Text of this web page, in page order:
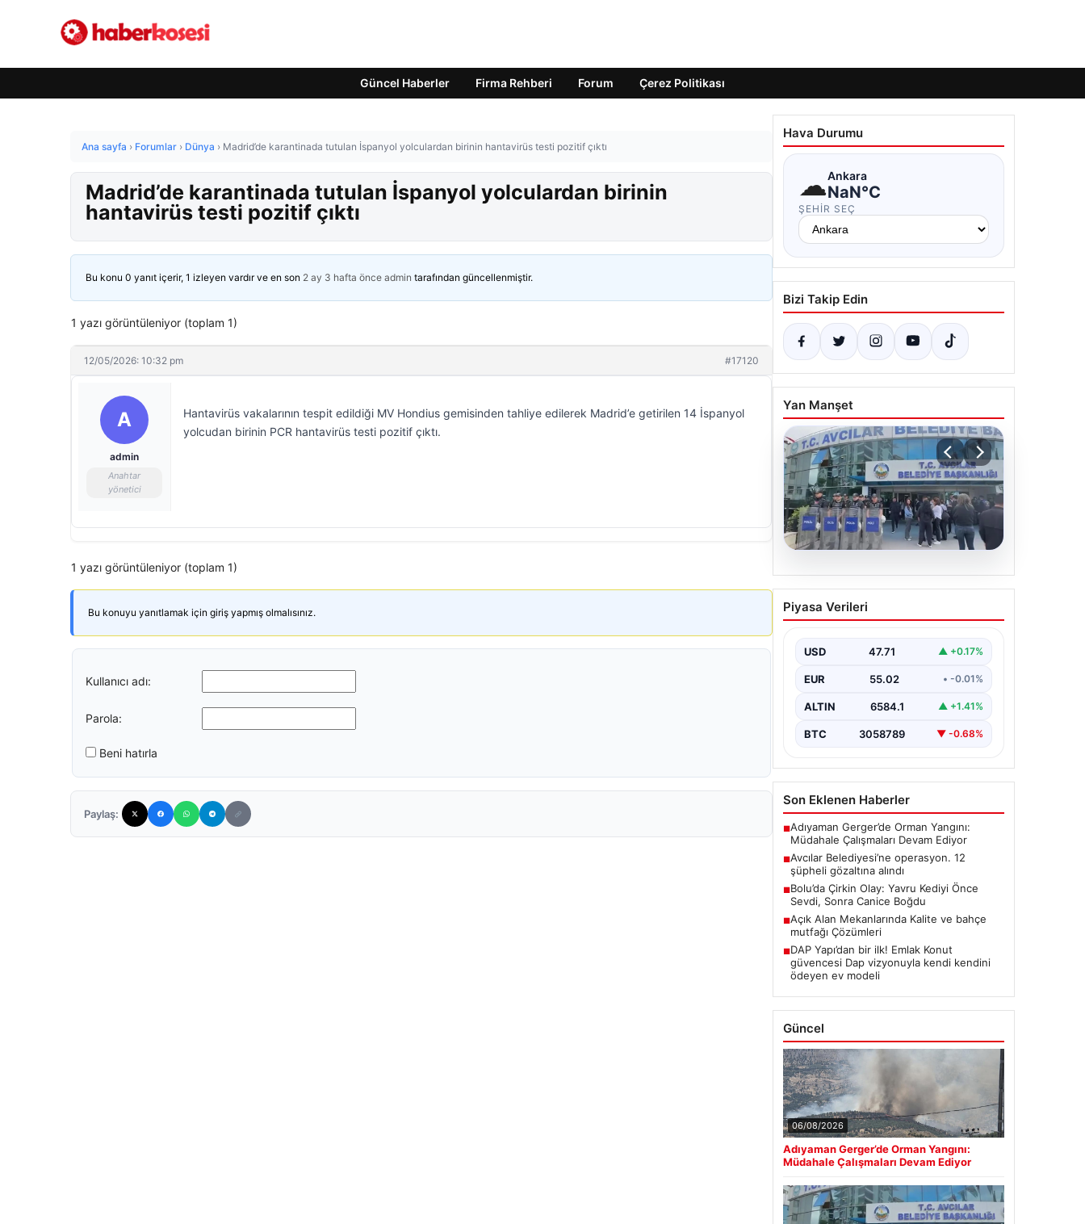
Güncel Haberler Firma Rehberi Forum Çerez Politikası
Ana sayfa › Forumlar › Dünya › Madrid’de karantinada tutulan İspanyol yolculardan birinin hantavirüs testi pozitif çıktı
Madrid’de karantinada tutulan İspanyol yolculardan birinin
hantavirüs testi pozitif çıktı
Bu konu 0 yanıt içerir, 1 izleyen vardır ve en son 2 ay 3 hafta önce admin tarafından güncellenmiştir.
1 yazı görüntüleniyor (toplam 1)
12/05/2026: 10:32 pm #17120
A
admin
Anahtar
yönetici
Hantavirüs vakalarının tespit edildiği MV Hondius gemisinden tahliye edilerek Madrid’e getirilen 14 İspanyol
yolcudan birinin PCR hantavirüs testi pozitif çıktı.
1 yazı görüntüleniyor (toplam 1)
Bu konuyu yanıtlamak için giriş yapmış olmalısınız.
Kullanıcı adı:
Parola:
Beni hatırla
Paylaş:
Hava Durumu
☁Ankara
NaN°C
ŞEHIR SEÇ
Bizi Takip Edin
Yan Manşet
Avcılar Belediyesi’ne
operasyon. 12 şüpheli
Piyasa Verileri
USD 47.71 ▲ +0.17%
EUR 55.02 • -0.01%
ALTIN 6584.1 ▲ +1.41%
BTC 3058789 ▼ -0.68%
Son Eklenen Haberler
■Adıyaman Gerger’de Orman Yangını:
Müdahale Çalışmaları Devam Ediyor
■Avcılar Belediyesi’ne operasyon. 12
şüpheli gözaltına alındı
■Bolu’da Çirkin Olay: Yavru Kediyi Önce
Sevdi, Sonra Canice Boğdu
■Açık Alan Mekanlarında Kalite ve bahçe
mutfağı Çözümleri
■DAP Yapı’dan bir ilk! Emlak Konut
güvencesi Dap vizyonuyla kendi kendini
ödeyen ev modeli
Güncel
06/08/2026
Adıyaman Gerger’de Orman Yangını:
Müdahale Çalışmaları Devam Ediyor